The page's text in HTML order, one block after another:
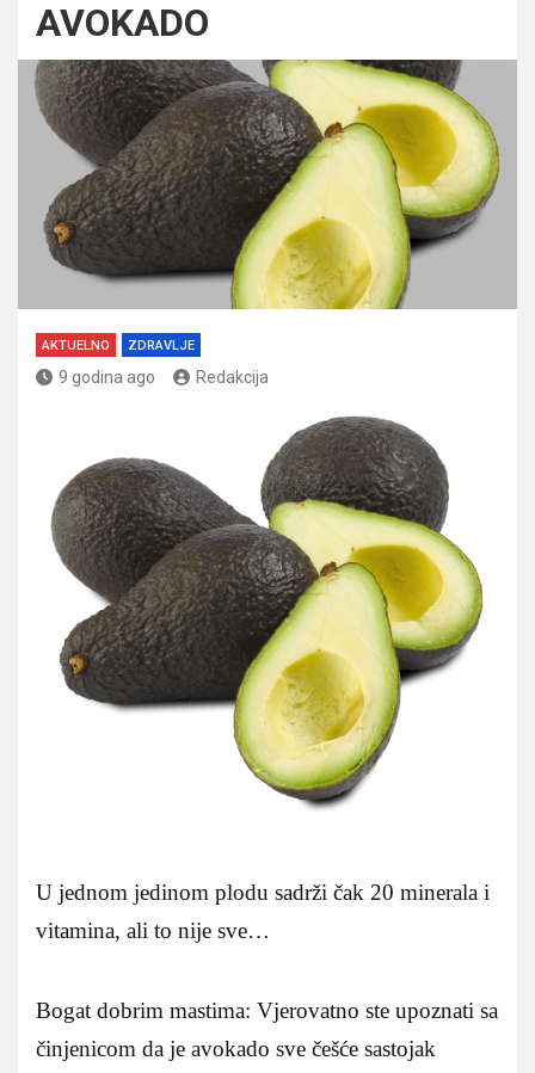
AVOKADO
AKTUELNO ZDRAVLJE
9 godina ago Redakcija
U jednom jedinom plodu sadrži čak 20 minerala i
vitamina, ali to nije sve…
Bogat dobrim mastima: Vjerovatno ste upoznati sa
činjenicom da je avokado sve češće sastojak